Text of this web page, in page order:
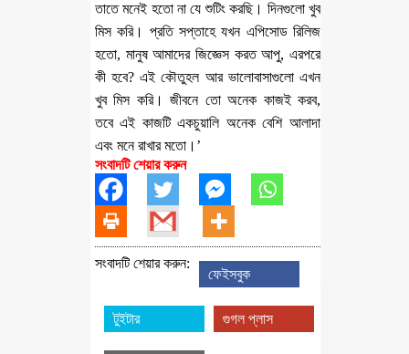
তাতে মনেই হতো না যে শুটিং করছি। দিনগুলো খুব
মিস করি। প্রতি সপ্তাহে যখন এপিসোড রিলিজ
হতো, মানুষ আমাদের জিজ্ঞেস করত আপু, এরপরে
কী হবে? এই কৌতুহল আর ভালোবাসাগুলো এখন
খুব মিস করি। জীবনে তো অনেক কাজই করব,
তবে এই কাজটি একচুয়ালি অনেক বেশি আলাদা
এবং মনে রাখার মতো।’
সংবাদটি শেয়ার করুন
সংবাদটি শেয়ার করুন:
ফেইসবুক
টুইটার গুগল প্লাস